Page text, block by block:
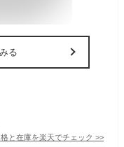
る
と在庫を楽天でチェック >>